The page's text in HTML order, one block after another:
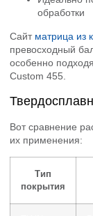
обработки
Сайт матрица из
превосходный
особенно
Custom 455.
Вот сравнение
их применения:
Тип
покрытия